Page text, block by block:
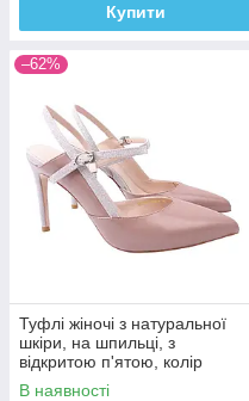
Купити
–62%
Туфлі жіночі з натуральної
шкіри, на шпильці, з
відкритою п'ятою, колір
капучино, Anemone, 36
В наявності